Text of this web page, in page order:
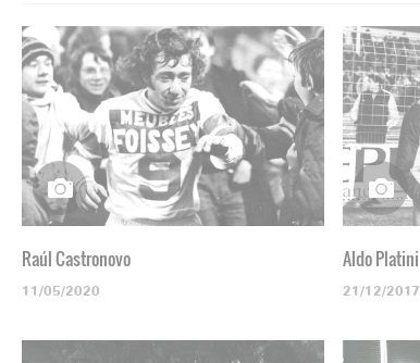
Raúl Castronovo
11/05/2020
Aldo Platini
21/12/2017